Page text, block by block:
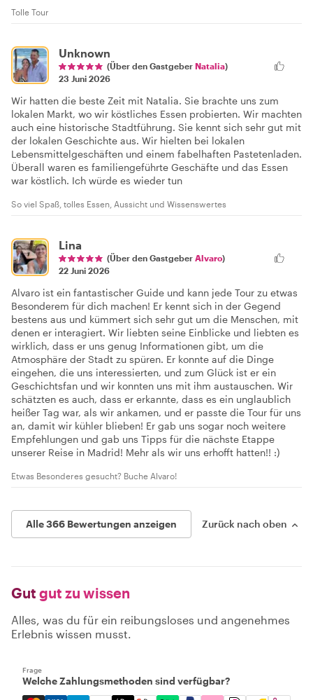
Tolle Tour
Unknown
(Über den Gastgeber Natalia)
23 Juni 2026
Wir hatten die beste Zeit mit Natalia. Sie brachte uns zum
lokalen Markt, wo wir köstliches Essen probierten. Wir machten
auch eine historische Stadtführung. Sie kennt sich sehr gut mit
der lokalen Geschichte aus. Wir hielten bei lokalen
Lebensmittelgeschäften und einem fabelhaften Pastetenladen.
Überall waren es familiengeführte Geschäfte und das Essen
war köstlich. Ich würde es wieder tun
So viel Spaß, tolles Essen, Aussicht und Wissenswertes
Lina
(Über den Gastgeber Alvaro)
22 Juni 2026
Alvaro ist ein fantastischer Guide und kann jede Tour zu etwas
Besonderem für dich machen! Er kennt sich in der Gegend
bestens aus und kümmert sich sehr gut um die Menschen, mit
denen er interagiert. Wir liebten seine Einblicke und liebten es
wirklich, dass er uns genug Informationen gibt, um die
Atmosphäre der Stadt zu spüren. Er konnte auf die Dinge
eingehen, die uns interessierten, und zum Glück ist er ein
Geschichtsfan und wir konnten uns mit ihm austauschen. Wir
schätzten es auch, dass er erkannte, dass es ein unglaublich
heißer Tag war, als wir ankamen, und er passte die Tour für uns
an, damit wir kühler blieben! Er gab uns sogar noch weitere
Empfehlungen und gab uns Tipps für die nächste Etappe
unserer Reise in Madrid! Mehr als wir uns erhofft hatten!! :)
Etwas Besonderes gesucht? Buche Alvaro!
Alle 366 Bewertungen anzeigen Zurück nach oben
Gut gut zu wissen
Alles, was du für ein reibungsloses und angenehmes
Erlebnis wissen musst.
Frage
Welche Zahlungsmethoden sind verfügbar?